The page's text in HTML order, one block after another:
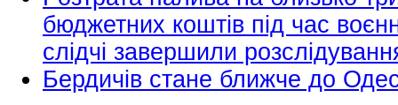
бюджетних коштів під час
слідчі завершили
Бердичів стане ближче до